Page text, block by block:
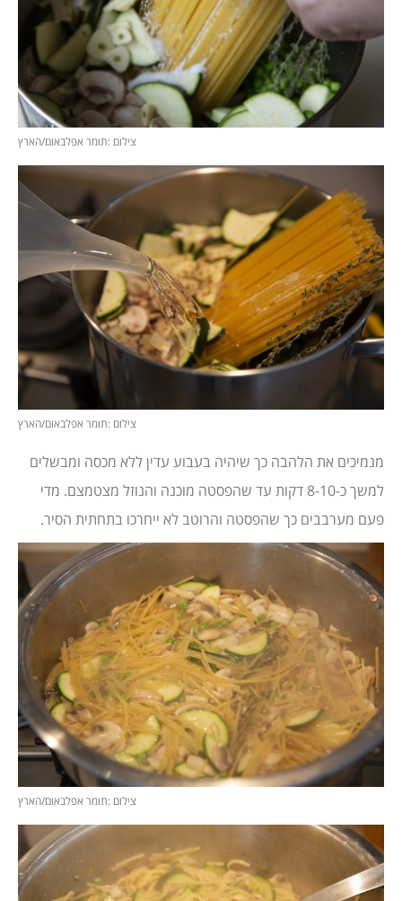
צילום :תומר אפלבאום/הארץ
צילום :תומר אפלבאום/הארץ
מנמיכים את הלהבה כך שיהיה בעבוע עדין ללא מכסה ומבשלים
למשך כ-8-10 דקות עד שהפסטה מוכנה והנוזל מצטמצם. מדי
פעם מערבבים כך שהפסטה והרוטב לא ייחרכו בתחתית הסיר.
צילום :תומר אפלבאום/הארץ